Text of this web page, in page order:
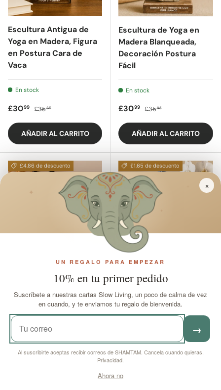
Escultura Antigua de
Yoga en Madera, Figura
en Postura Cara de
Vaca
En stock
Precio de oferta
£3099 Precio regular
£3585
AÑADIR AL CARRITO
Escultura de Yoga en
Madera Blanqueada,
Decoración Postura
Fácil
En stock
Precio de oferta
£3099 Precio regular
£3585
AÑADIR AL CARRITO
£4.86 de descuento
Yoga de Madera,
Postura Girada
En stock
Precio de oferta
£30 Precio regular
£1.65 de descuento
Buda de Concreto –
Cobre Azul
En stock
×
✦
UN REGALO PARA EMPEZAR
10% en tu primer pedido
Suscríbete a nuestras cartas Slow Living, un poco de calma de vez
en cuando, y te enviamos tu regalo de bienvenida.
→
Al suscribirte aceptas recibir correos de SHAMTAM. Cancela cuando quieras.
Privacidad
Ahora no